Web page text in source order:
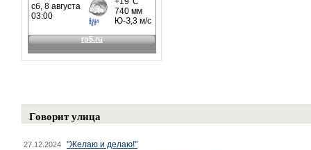
Говорит улица
27.12.2024 "Желаю и делаю!"